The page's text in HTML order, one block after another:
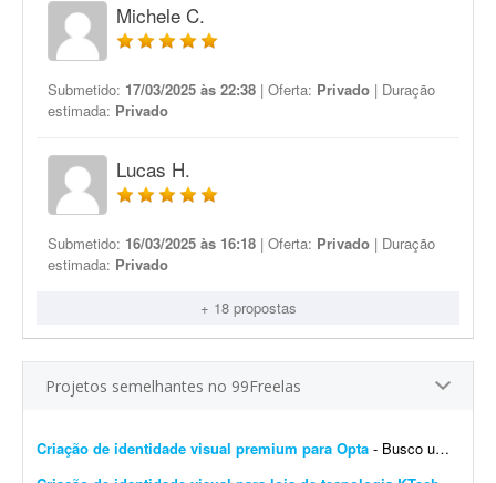
Michele C.
Submetido: 17/03/2025 às 22:38 | Oferta: Privado | Duração
estimada: Privado
Lucas H.
Submetido: 16/03/2025 às 16:18 | Oferta: Privado | Duração
estimada: Privado
+ 18 propostas
Projetos semelhantes no 99Freelas
Criação de identidade visual premium para Opta - Busco um designer profissional para criar a identidade visual da **Opta**, uma empresa de tecnologia voltada para ajudar pessoas a tomarem melhores decisões antes de comprar. O principal ob...